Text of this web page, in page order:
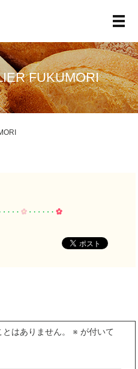
メ
FUKUMORI
はありません。 ※ が付いて